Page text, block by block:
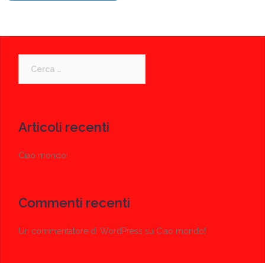
per:
Articoli recenti
Ciao mondo!
Commenti recenti
Un commentatore di WordPress su Ciao mondo!